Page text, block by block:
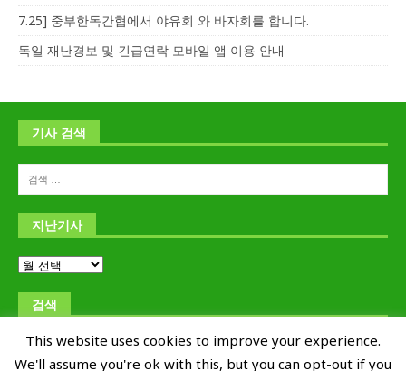
7.25] 중부한독간협에서 야유회 와 바자회를 합니다.
독일 재난경보 및 긴급연락 모바일 앱 이용 안내
기사 검색
지난기사
검색
This website uses cookies to improve your experience.
We'll assume you're ok with this, but you can opt-out if you